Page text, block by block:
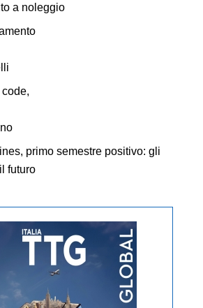
a noleggio
primo semestre positivo: gli
futuro